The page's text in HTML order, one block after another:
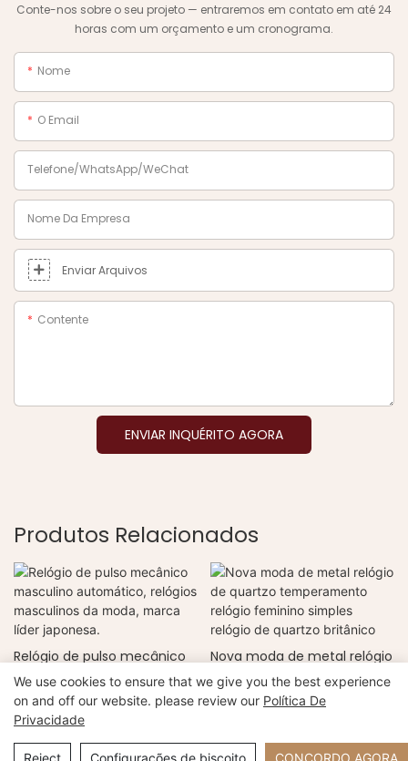
Conte-nos sobre o seu projeto — entraremos em contato em até 24
horas com um orçamento e um cronograma.
Nome
O Email
Telefone/WhatsApp/WeChat
Nome Da Empresa
Enviar Arquivos
Contente
ENVIAR INQUÉRITO AGORA
Produtos Relacionados
Relógio de pulso mecânico
masculino automático,
relógios masculinos da
moda, marca líder japonesa.
Nova moda de metal relógio
de quartzo temperamento
relógio feminino simples
www.niferwatch.com |Mapa do site
We use cookies to ensure that we give you the best experience
on and off our website. please review our Política De
Privacidade
Reject Configurações de biscoito CONCORDO AGORA